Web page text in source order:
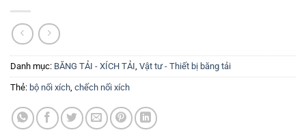
Danh mục: BĂNG TẢI - XÍCH TẢI, Vật tư - Thiết bị băng tải
Thẻ: bộ nối xích, chếch nối xích